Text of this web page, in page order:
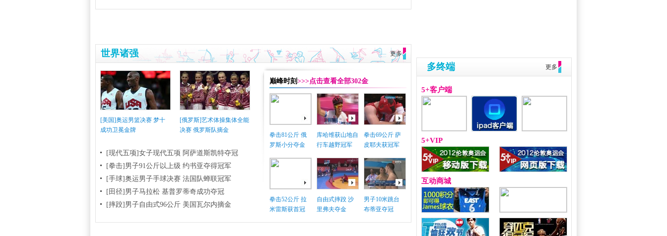
世界诸强 更多
[美国]奥运男篮决赛 梦十
成功卫冕金牌
[俄罗斯]艺术体操集体全能
决赛 俄罗斯队摘金
[现代五项]女子现代五项 阿萨道斯凯特夺冠
[拳击]男子91公斤以上级 约书亚夺得冠军
[手球]奥运男子手球决赛 法国队蝉联冠军
[田径]男子马拉松 基普罗蒂奇成功夺冠
[摔跤]男子自由式96公斤 美国瓦尔内摘金
巅峰时刻>>>点击查看全部302金
拳击81公斤 俄
罗斯小分夺金
库哈维获山地自
行车越野冠军
拳击69公斤 萨
皮耶夫获冠军
拳击52公斤 拉
米雷斯获首冠
自由式摔跤 沙
里弗夫夺金
男子10米跳台
布蒂亚夺冠
多终端 更多
5+客户端
5+VIP
互动商城